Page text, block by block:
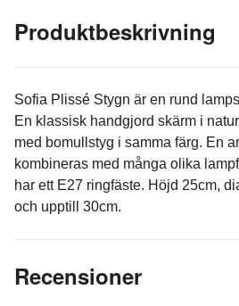
Produktbeskrivning
Sofia Plissé Stygn är en rund
En klassisk handgjord skärm i
med bomullstyg i samma färg. En
kombineras med många olika
har ett E27 ringfäste. Höjd 25cm,
och upptill 30cm.
Recensioner